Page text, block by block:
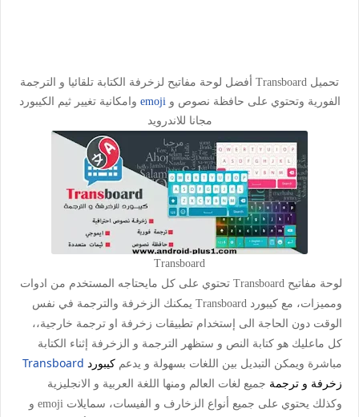
تحميل Transboard أفضل لوحة مفاتيح لزخرفة الكتابة تلقائيا و الترجمة
الفورية وتحتوي على حافظة نصوص وemoji وامكانية تغيير ثيم الكيبورد
مجانا للاندرويد
Transboard
لوحة مفاتيح Transboard ت حتوي على كل مايحتاجه المستخدم من ادوات
ومميزات، مع كيبورد Transboard يمكنك الزخرفة والترجمة
في نفس
الوقت دون الحاجة الى إستخدام تطبيقات زخرفة او ترجمة خارجية،،
كل ماعليك هو كتابة النص و ستظهر الترجمة و الزخرفة إثناء الكتابة
مباشرة ويمكن التبديل بين اللغات بسهولة و يدعم كيبورد Transboard
زخرفة و ترجمة جميع لغات العالم ومنها اللغة العربية و الانجليزية
وكذلك يحتوي على جميع أنواع الزخارف و الفيسات، سمايلات emoji و